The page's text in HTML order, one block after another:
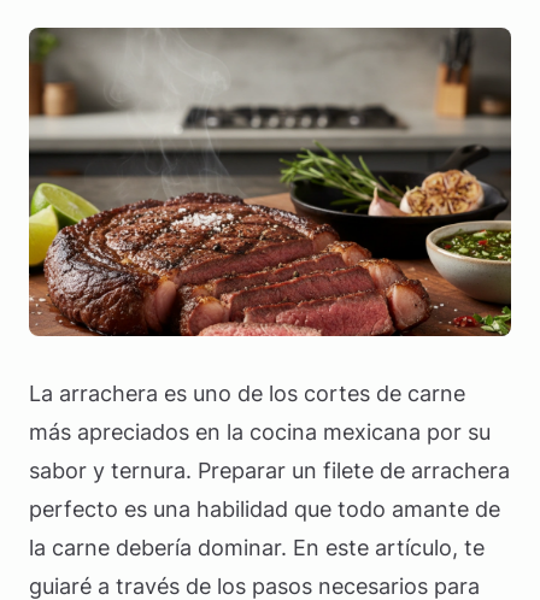
La arrachera es uno de los cortes de carne
más apreciados en la cocina mexicana por su
sabor y ternura. Preparar un filete de arrachera
perfecto es una habilidad que todo amante de
la carne debería dominar. En este artículo, te
guiaré a través de los pasos necesarios para